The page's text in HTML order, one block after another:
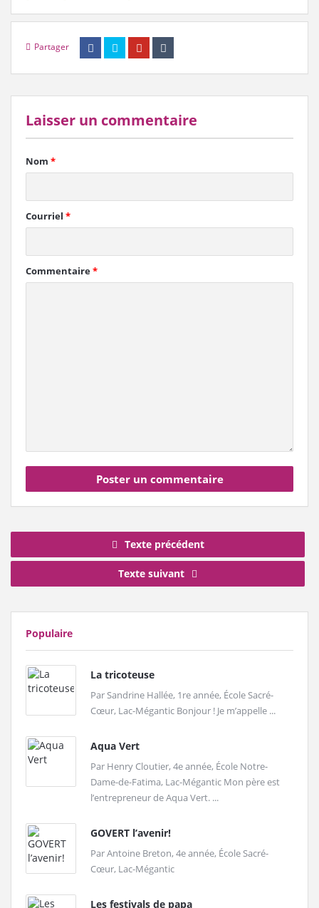
Partager
Laisser un commentaire
Nom *
Courriel *
Commentaire*
Texte précédent
Texte suivant
Populaire
La tricoteuse
Par Sandrine Hallée, 1re année, École Sacré-
Cœur, Lac-Mégantic Bonjour ! Je m’appelle ...
Aqua Vert
Par Henry Cloutier, 4e année, École Notre-
Dame-de-Fatima, Lac-Mégantic Mon père est
l’entrepreneur de Aqua Vert. ...
GOVERT l’avenir!
Par Antoine Breton, 4e année, École Sacré-
Cœur, Lac-Mégantic
Les festivals de papa